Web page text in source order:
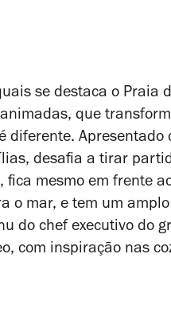
se destaca o Praia
que
diferente. Apresentado
desafia a tirar
mesmo em frente
o mar, e tem um
do chef executivo do
com inspiração nas